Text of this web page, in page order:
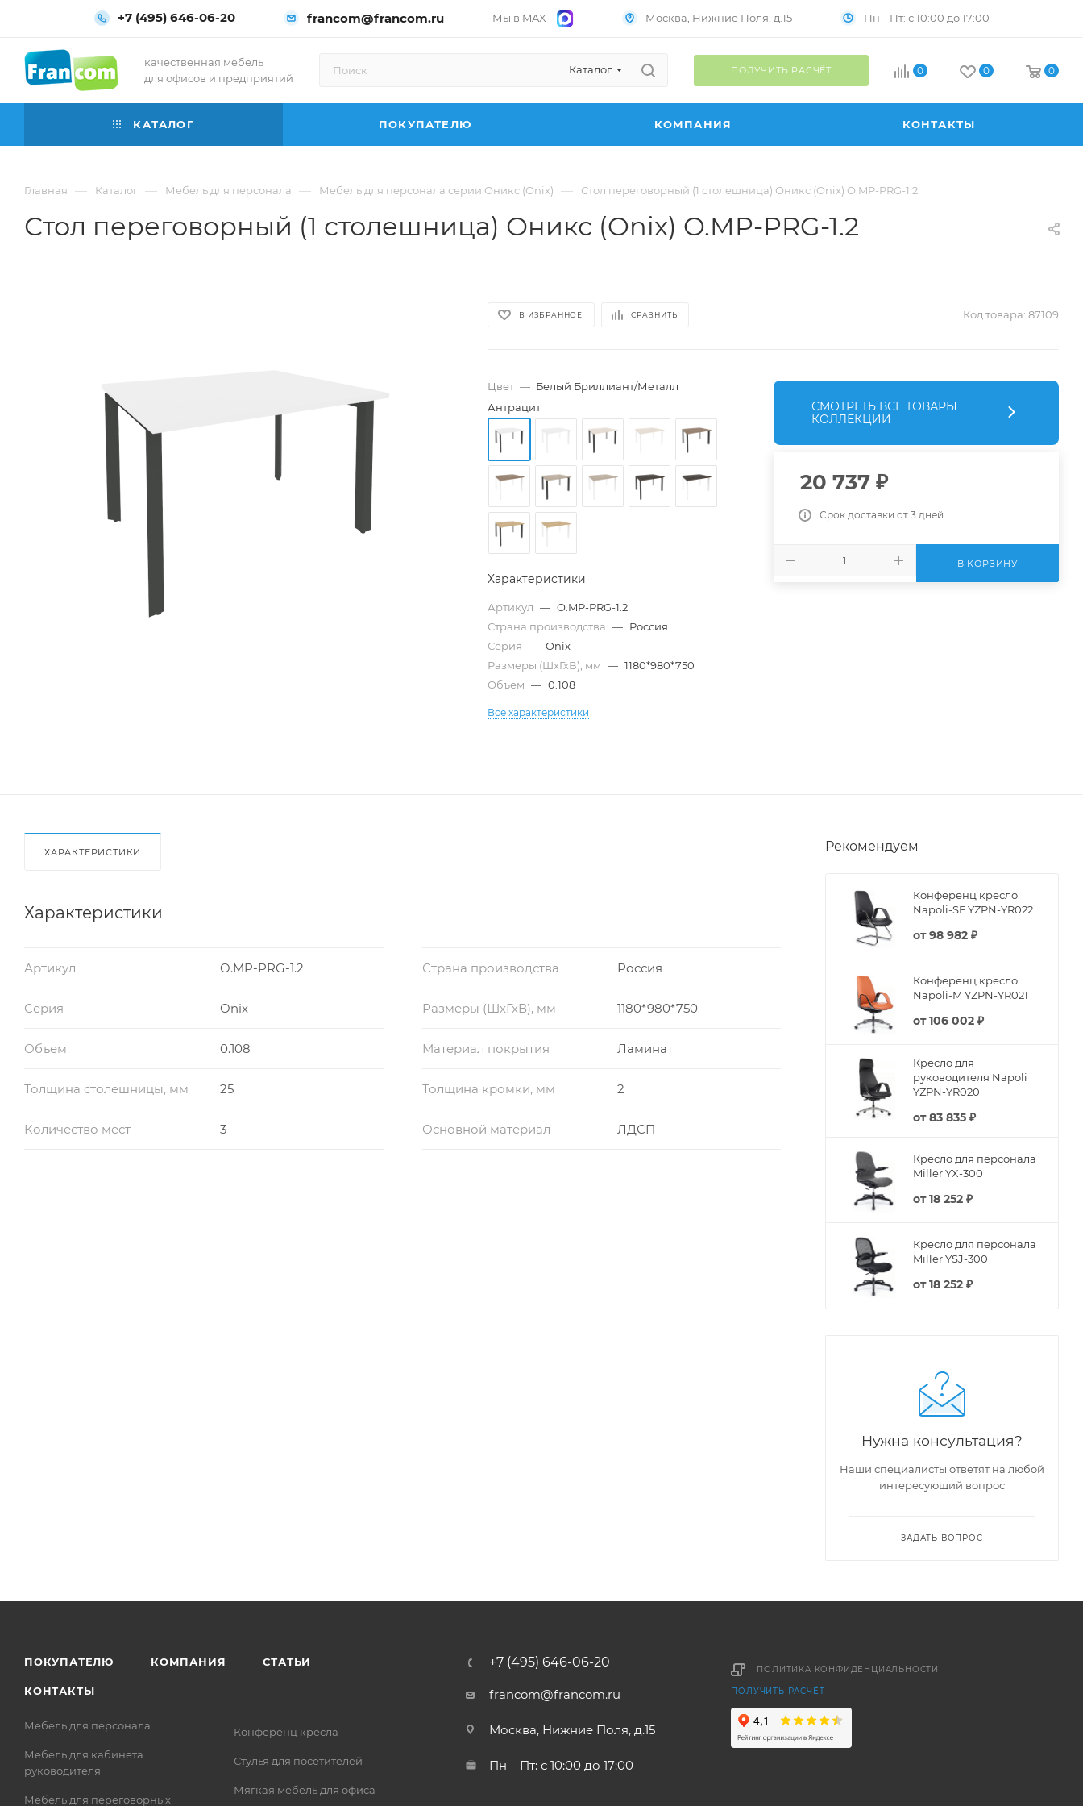
+7 (495) 646-06-20 francom@francom.ru Мы в MAX Москва, Нижние Поля, д.15 Пн – Пт: с 10:00 до 17:00
качественная мебель
для офисов и предприятий
Каталог ПОЛУЧИТЬ РАСЧЁТ 0 0 0
КАТАЛОГ ПОКУПАТЕЛЮ КОМПАНИЯ КОНТАКТЫ
Главная — Каталог — Мебель для персонала — Мебель для персонала серии Оникс (Onix) — Стол переговорный (1 столешница) Оникс (Onix) O.MP-PRG-1.2
Стол переговорный (1 столешница) Оникс (Onix) O.MP-PRG-1.2
В ИЗБРАННОЕ СРАВНИТЬ Код товара: 87109
Цвет — Белый Бриллиант/Металл
Антрацит
Характеристики
Артикул — O.MP-PRG-1.2
Страна производства — Россия
Серия — Onix
Размеры (ШхГхВ), мм — 1180*980*750
Объем — 0.108
Все характеристики
СМОТРЕТЬ ВСЕ ТОВАРЫ
КОЛЛЕКЦИИ
20 737₽
Срок доставки от 3 дней
В КОРЗИНУ
ХАРАКТЕРИСТИКИ
Характеристики
Артикул O.MP-PRG-1.2 Страна производства Россия
Серия Onix Размеры (ШхГхВ), мм 1180*980*750
Объем 0.108 Материал покрытия Ламинат
Толщина столешницы, мм 25 Толщина кромки, мм 2
Количество мест 3 Основной материал ЛДСП
Рекомендуем
Конференц кресло
Napoli-SF YZPN-YR022
от98 982 ₽
Конференц кресло
Napoli-M YZPN-YR021
от106 002 ₽
Кресло для
руководителя Napoli
YZPN-YR020
от83 835 ₽
Кресло для персонала
Miller YX-300
от18 252 ₽
Кресло для персонала
Miller YSJ-300
от18 252 ₽
Нужна консультация?
Наши специалисты ответят на любой
интересующий вопрос
ЗАДАТЬ ВОПРОС
ПОКУПАТЕЛЮ КОМПАНИЯ СТАТЬИ
КОНТАКТЫ
Мебель для персонала
Мебель для кабинета
руководителя
Мебель для переговорных
Конференц кресла
Стулья для посетителей
Мягкая мебель для офиса
+7 (495) 646-06-20
francom@francom.ru
Москва, Нижние Поля, д.15
Пн – Пт: с 10:00 до 17:00
ПОЛИТИКА КОНФИДЕНЦИАЛЬНОСТИ
ПОЛУЧИТЬ РАСЧЁТ